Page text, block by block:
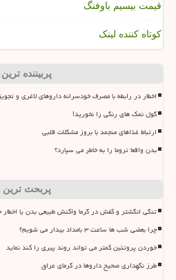
قیمت بیسیم باوفنگ
کوتاه کننده لینک
پربیننده ترین
اخطار در رابطه با مصرف خودسرانه داروهای لاغری و
گول نمک های رنگی را نخورید!
ارتباط غذاهای منجمد با بروز مشکلات قلبی
بدن واقعا تروما را به خاطر می سپارد؟
پربحث ترین
تنگی انگشتر و کفش در گرما واکنش طبیعی بدن یا
چرا بعضی شب ها ساعت ۳ بامداد بیدار می شویم؟
خوردن پروتئین کمتر می تواند روند پیری را کند نماید
طرز نگهداری صحیح داروها در گرمای عراق